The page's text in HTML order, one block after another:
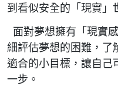
到看似安全的「現實」
面對夢想擁有「現實
細評估夢想的困難，了
適合的小目標，讓自己
一步。